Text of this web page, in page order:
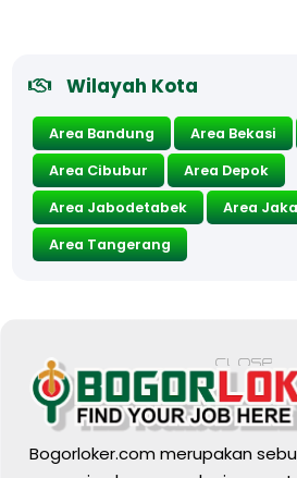
Wilayah Kota
Area Bandung Area Bekasi
Area Cibubur
Area Depok
Area Jabodetabek
Area
Area Tangerang
Bogorloker.com merupakan